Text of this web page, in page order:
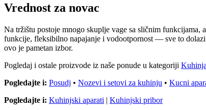
Vrednost za novac
Na tržištu postoje mnogo skuplje vage sa sličnim
funkcije, fleksibilno napajanje i vodootpornost — sve to
ovo je pametan izbor.
Pogledaj i ostale proizvode iz naše ponude u kategoriji Kuhinja
Pogledajte i: Posudj • Nozevi i setovi za kuhinju • Kucni
Pogledajte i: Kuhinjski aparati | Kuhinjski pribor